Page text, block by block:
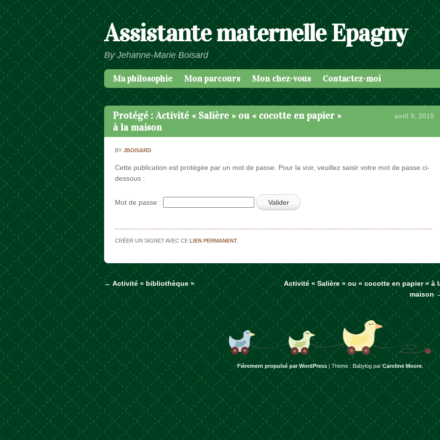
Assistante maternelle Epagny
By Jehanne-Marie Boisard
Menu
Passer au contenu
Ma philosophie Mon parcours Mon chez-vous Contactez-moi
Protégé : Activité « Salière » ou « cocotte en papier »
à la maison
avril 9, 2015
BYJBOISARD
Cette publication est protégée par un mot de passe. Pour la voir, veuillez saisir votre mot de passe ci-
dessous :
Mot de passe :
CRÉER UN SIGNET AVEC CELIEN PERMANENT
Naviguer dans les articles
← Activité « bibliothèque »
Activité « Salière » ou « cocotte en papier » à
maison
Fièrement propulsé par WordPress Theme : Babylog parCaroline Moore.